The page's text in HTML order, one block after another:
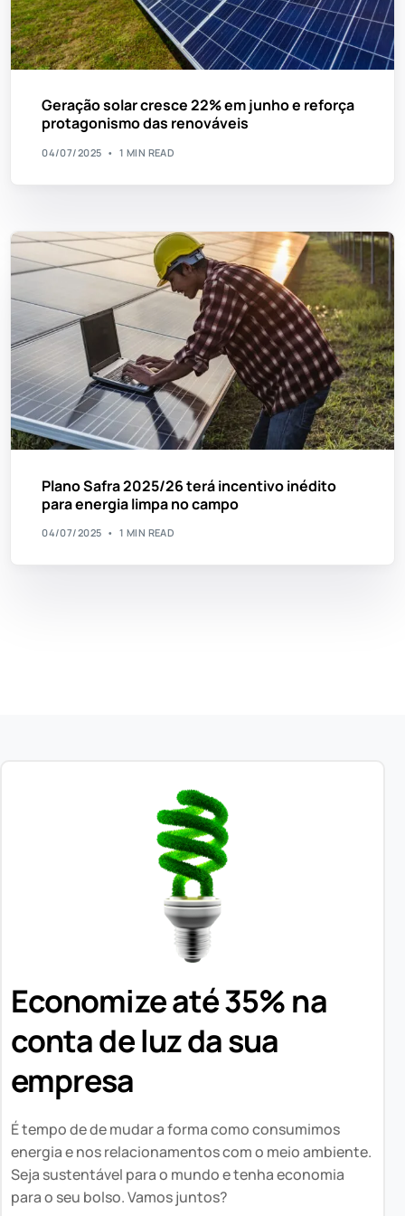
Geração solar cresce 22% em junho e reforça
protagonismo das renováveis
04/07/2025 1 MIN READ
Plano Safra 2025/26 terá incentivo inédito
para energia limpa no campo
04/07/2025 1 MIN READ
Economize até 35% na
conta de luz da sua
empresa
É tempo de de mudar a forma como consumimos
energia e nos relacionamentos com o meio ambiente.
Seja sustentável para o mundo e tenha economia
para o seu bolso. Vamos juntos?